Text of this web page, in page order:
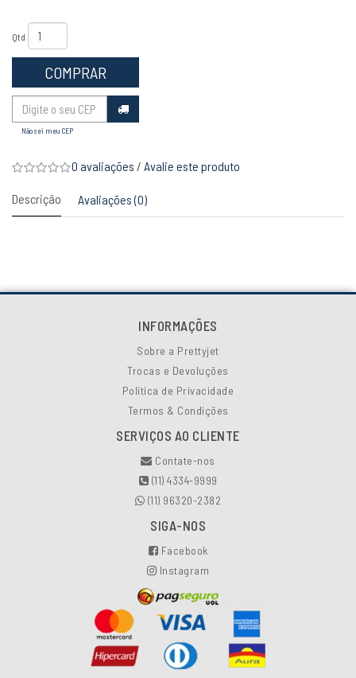
Qtd
COMPRAR
Não sei meu CEP
0 avaliações / Avalie este produto
Descrição Avaliações (0)
INFORMAÇÕES
Sobre a Prettyjet
Trocas e Devoluções
Política de Privacidade
Termos & Condições
SERVIÇOS AO CLIENTE
Contate-nos
(11) 4334-9999
(11) 96320-2382
SIGA-NOS
Facebook
Instagram